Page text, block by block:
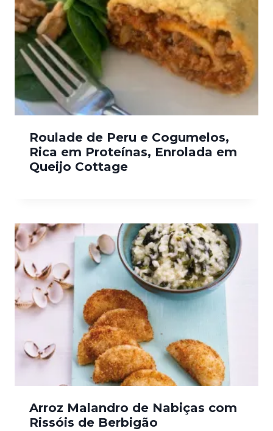
Roulade de Peru e Cogumelos,
Rica em Proteínas, Enrolada em
Queijo Cottage
Arroz Malandro de Nabiças com
Rissóis de Berbigão